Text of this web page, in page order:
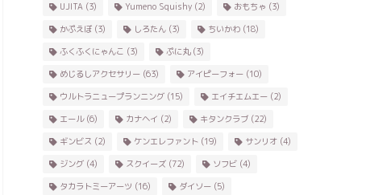
UJITA(3) Yumeno Squishy(2) おもちゃ (3)
かぷえぼ(3) しろたん(3) ちいかわ(18)
ふくふくにゃんこ (3) ぷに丸(3)
めじるしアクセサリー(63) アイピーフォー(10)
ウルトラニュープランニング(15) エイチエムエー(2)
エール(6) カナヘイ (2) キタンクラブ(22)
ギンビス (2) ケンエレファント(19) サンリオ(4)
ジング(4) スクイーズ(72) ソフビ(4)
タカラトミーアーツ (16) ダイソー(5)